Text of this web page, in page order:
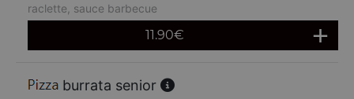
raclette, sauce barbecue
11.90€
burrata senior